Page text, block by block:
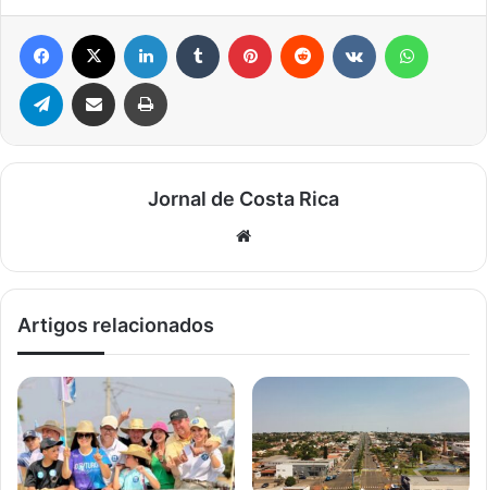
Facebook Linkedin Tumblr Pinterest Reddit
Telegram Compartilhar via e-mail Imprimir
Jornal de Costa Rica
Artigos relacionados